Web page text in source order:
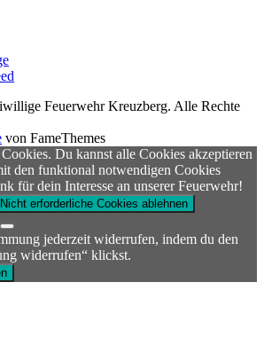
Feuerwehr Kreuzberg. Alle Rechte
von FameThemes
Du kannst alle Cookies akzeptieren
den funktional notwendigen Cookies
für dein Interesse an unserer Feuerwehr!
Nicht erforderliche Cookies ablehnen
jederzeit widerrufen, indem du den
widerrufen“ klickst.